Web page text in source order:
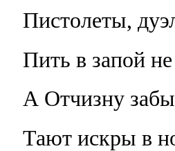
Пистолеты,
Пить в запой
А Отчизну
Тают искры в